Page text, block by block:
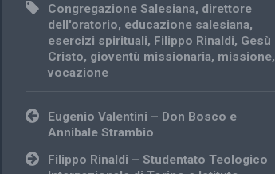
Congregazione Salesiana, direttore
dell'oratorio, educazione salesiana,
esercizi spirituali, Filippo Rinaldi, Gesù
Cristo, gioventù missionaria, missione,
vocazione
Post
navigation
Eugenio Valentini – Don Bosco e
Annibale Strambio
Filippo Rinaldi – Studentato Teologico